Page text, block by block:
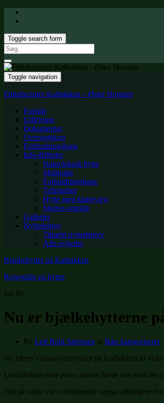
Toggle search form
Search
for:
Toggle navigation
Friluftscenter Katbakken – Øster Hornum
Forside
Udlejning
Dokumenter
Oversigtskort
Forhindringsbane
Info-Billeder
Natur/teknik hytte
Multtoilet
Forhindringsbane
Teltpladser
Hytte med klatrevæg
Shelter-område
Gallerier
Nyhedsbrev
Tilmeld nyhedsbrev
Alle nyheder
Bjælkehytter på Katbakken
Rejsegilde på hytter
jun 05
Nu er bjælkehytterne
By Leif Bohl Sørensen in Ikke kategoriseret
Nu bliver visionen om hytter på Katbakken til
Umiddelbart efter pinse ankom første læs med det
Her på siden vil vi fortløbende lægge yderligere